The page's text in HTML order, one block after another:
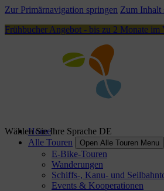
Zur Primärnavigation springen Zum Inhalt
Frühbucher Angebot - bis zu 2 Monate
Home
Alle Touren
Open Alle Touren Menu
E-Bike-Touren
Wanderungen
Schiffs-, Kanu- und
Events & Kooperationen
Wählen Sie Ihre Sprache DE